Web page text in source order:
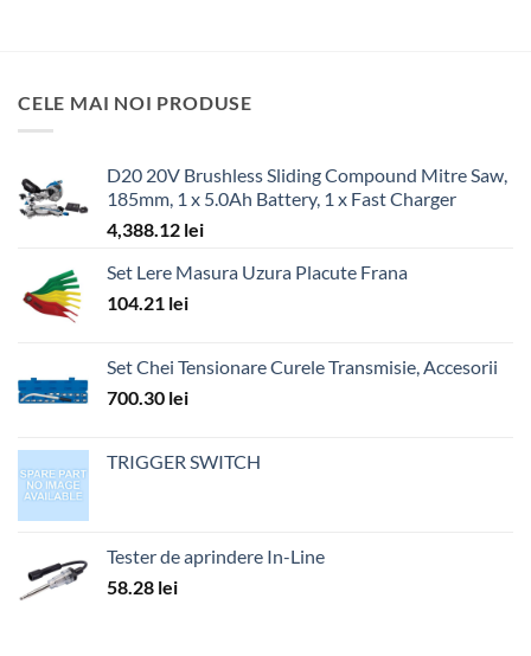
CELE MAI NOI PRODUSE
D20 20V Brushless Sliding Compound Mitre Saw,
185mm, 1 x 5.0Ah Battery, 1 x Fast Charger
4,388.12 lei
Set Lere Masura Uzura Placute Frana
104.21 lei
Set Chei Tensionare Curele Transmisie, Accesorii
700.30 lei
TRIGGER SWITCH
Tester de aprindere In-Line
58.28 lei